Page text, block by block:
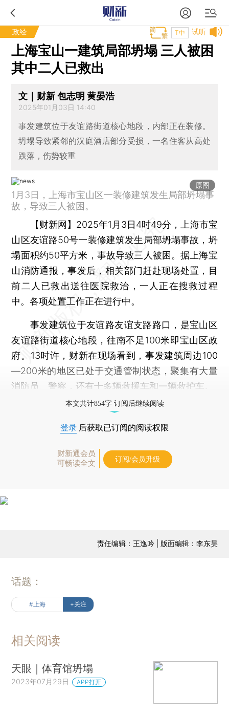
政经 试听
T中
上海宝山一建筑局部坍塌 三人被困
其中二人已救出
文｜财新 包志明 黄晏浩
2025年01月03日 14:40
事发建筑位于友谊路街道核心地段，内部正在装修。
坍塌导致紧邻的汉庭酒店部分受损，一名住客从高处
跌落，伤势较重
原图
1月3日，上海市宝山区一装修建筑发生局部坍塌事
故，导致三人被困。
【财新网】 2025年1月3日4时49分，上海市宝
山区友谊路50号一装修建筑发生局部坍塌事故，坍
塌面积约50平方米，事故导致三人被困。据上海宝
山消防通报，事发后，相关部门赶赴现场处置，目
前二人已救出送往医院救治，一人正在搜救过程
中。各项处置工作正在进行中。
事发建筑位于友谊路友谊支路路口，是宝山区
友谊路街道核心地段，往南不足100米即宝山区政
府。13时许，财新在现场看到，事发建筑周边100
—200米的地区已处于交通管制状态，聚集有大量
消防员、警察，还有十多辆救援车和一辆救护车。
本文共计854字 订阅后继续阅读
登录 后获取已订阅的阅读权限
财新通会员
可畅读全文
订阅/会员升级
责任编辑：王逸吟 | 版面编辑：李东昊
话题：
#上海 +关注
相关阅读
天眼｜体育馆坍塌
2023年07月29日 APP打开